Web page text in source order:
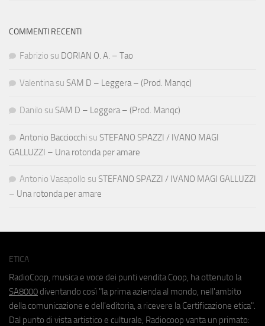
COMMENTI RECENTI
Fabrizio su DORIAN O. A. – Tao
Valentina su SAM D – Leggera – (Prod. Manqc)
Danilo su SAM D – Leggera – (Prod. Manqc)
Antonio Bacciocchi su STEFANO SPAZZI / IVANO MAGI
GALLUZZI – Una rotonda per amare
Antonio Vasapollo su STEFANO SPAZZI / IVANO MAGI GALLUZZI
– Una rotonda per amare
ETICA
RadioCoop, musica e voce dei punti vendita Coop, ha ottenuto la
SA8000 diventando così "la prima azienda al mondo, nell'ambito
della comunicazione e dell'editoria, a ricevere la Certificazione etica".
Dal punto di vista artistico e culturale, Radiocoop vanta un primato: